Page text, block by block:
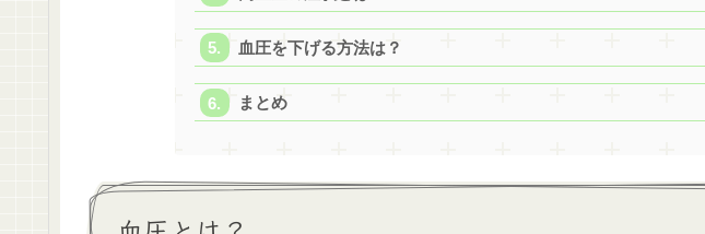
血圧を下げる方法は？
まとめ